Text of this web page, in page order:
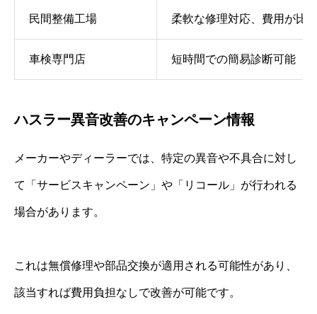
民間整備工場 柔軟な修理対応、費用が比
車検専門店 短時間での簡易診断可能
ハスラー異音改善のキャンペーン情報
メーカーやディーラーでは、特定の異音や不具合に対し
て「サービスキャンペーン」や「リコール」が行われる
場合があります。
これは無償修理や部品交換が適用される可能性があり、
該当すれば費用負担なしで改善が可能です。